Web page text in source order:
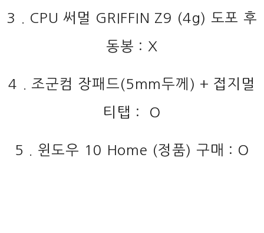
3 . CPU 써멀 GRIFFIN Z9 (4g) 도포 후
동봉 : X
4 . 조군컴 장패드(5mm두께) + 접지멀
티탭 : O
5 . 윈도우 10 Home (정품) 구매 : O